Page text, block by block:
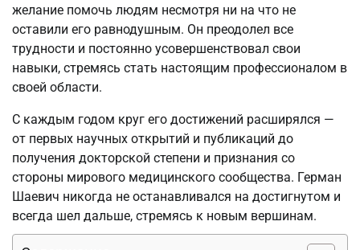
желание помочь людям несмотря ни на что не
оставили его равнодушным. Он преодолел все
трудности и постоянно усовершенствовал свои
навыки, стремясь стать настоящим профессионалом в
своей области.
С каждым годом круг его достижений расширялся —
от первых научных открытий и публикаций до
получения докторской степени и признания со
стороны мирового медицинского сообщества. Герман
Шаевич никогда не останавливался на достигнутом и
всегда шел дальше, стремясь к новым вершинам.